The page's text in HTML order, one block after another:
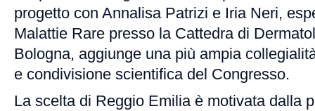
progetto con Annalisa Patrizi e Iria Neri,
Malattie Rare presso la Cattedra di
Bologna, aggiunge una più ampia
e condivisione scientifica del Congresso.
La scelta di Reggio Emilia è motivata dalla